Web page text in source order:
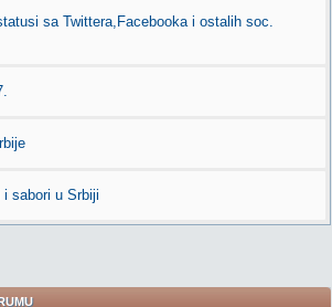
sa Twittera,Facebooka i ostalih soc.
sabori u Srbiji